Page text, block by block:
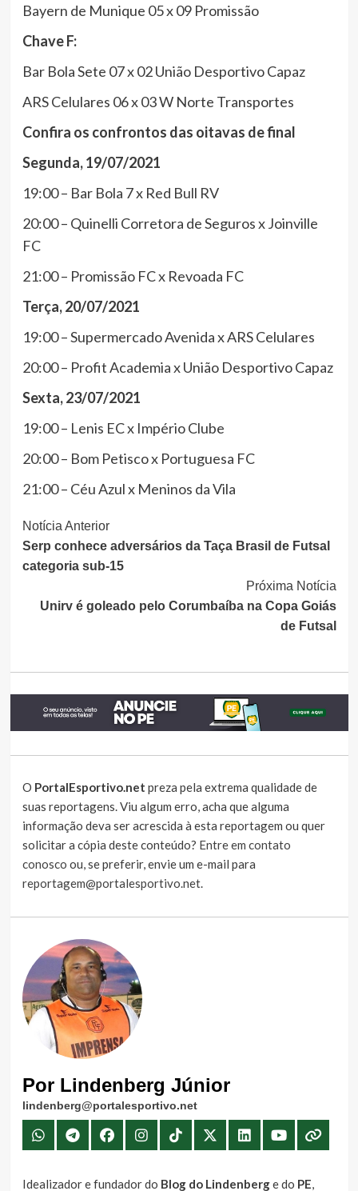
Bayern de Munique 05 x 09 Promissão
Chave F:
Bar Bola Sete 07 x 02 União Desportivo Capaz
ARS Celulares 06 x 03 W Norte Transportes
Confira os confrontos das oitavas de final
Segunda, 19/07/2021
19:00 – Bar Bola 7 x Red Bull RV
20:00 – Quinelli Corretora de Seguros x Joinville
FC
21:00 – Promissão FC x Revoada FC
Terça, 20/07/2021
19:00 – Supermercado Avenida x ARS Celulares
20:00 – Profit Academia x União Desportivo Capaz
Sexta, 23/07/2021
19:00 – Lenis EC x Império Clube
20:00 – Bom Petisco x Portuguesa FC
21:00 – Céu Azul x Meninos da Vila
Continue
Lendo
Notícia Anterior
Serp conhece adversários da Taça Brasil de Futsal
categoria sub-15
Próxima Notícia
Unirv é goleado pelo Corumbaíba na Copa Goiás
de Futsal
O PortalEsportivo.net preza pela extrema qualidade de
suas reportagens. Viu algum erro, acha que alguma
informação deva ser acrescida à esta reportagem ou quer
solicitar a cópia deste conteúdo? Entre em contato
conosco ou, se preferir, envie um e-mail para
reportagem@portalesportivo.net.
Por Lindenberg Júnior
lindenberg@portalesportivo.net
Idealizador e fundador do Blog do Lindenberge do PE,